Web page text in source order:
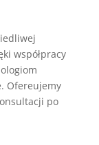
współpracy
Ofereujemy
po